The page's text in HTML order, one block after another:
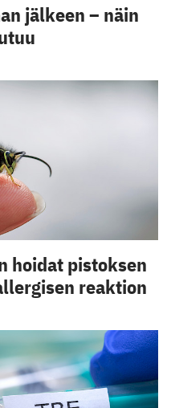
jälkeen – näin
hoidat pistoksen
reaktion